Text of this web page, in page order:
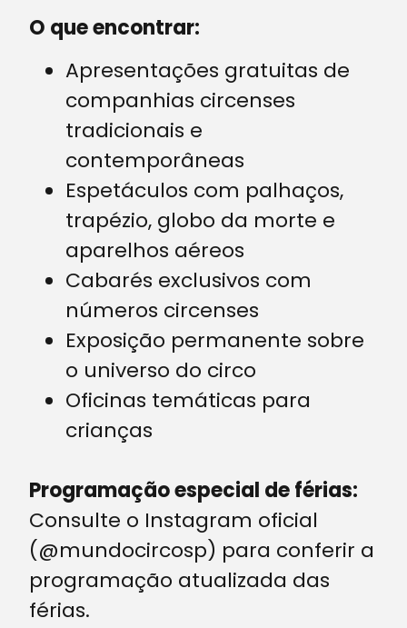
O que encontrar:
Apresentações gratuitas de
companhias circenses
tradicionais e
contemporâneas
Espetáculos com palhaços,
trapézio, globo da morte e
aparelhos aéreos
Cabarés exclusivos com
números circenses
Exposição permanente sobre
o universo do circo
Oficinas temáticas para
crianças
Programação especial de férias:
Consulte o Instagram oficial
(@mundocircosp) para conferir a
programação atualizada das
férias.